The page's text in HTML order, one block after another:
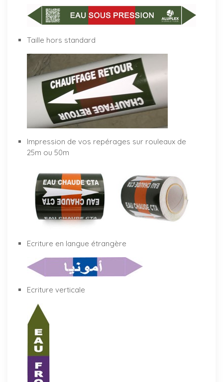
Taille hors standard
Impression de vos repérages sur rouleaux de
25m ou 50m
Ecriture en langue étrangère
Ecriture verticale